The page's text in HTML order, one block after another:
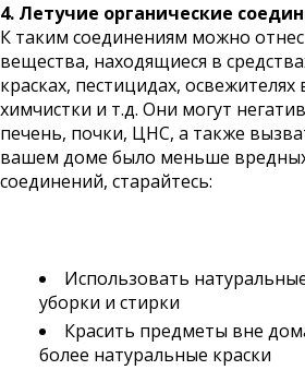
4. Летучие органические
К таким соединениям можно
вещества, находящиеся в
красках, пестицидах,
химчистки и т.д. Они могут
печень, почки, ЦНС, а также
вашем доме было меньше
соединений, старайтесь:
Использовать
уборки и стирки
Красить предметы вне
более натуральные краски